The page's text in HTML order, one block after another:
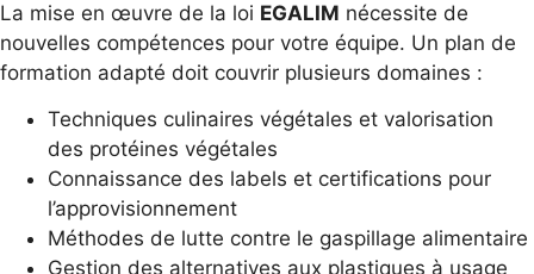
La mise en œuvre de la loi EGALIM nécessite de
nouvelles compétences pour votre équipe. Un plan de
formation adapté doit couvrir plusieurs domaines :
Techniques culinaires végétales et valorisation
des protéines végétales
Connaissance des labels et certifications pour
l’approvisionnement
Méthodes de lutte contre le gaspillage alimentaire
Gestion des alternatives aux plastiques à usage